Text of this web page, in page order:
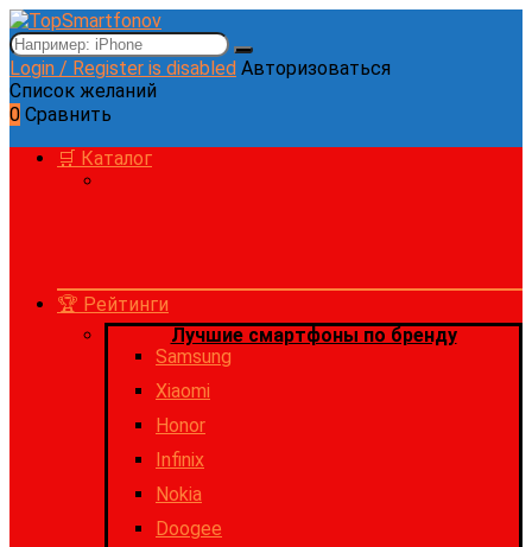
Login / Register is disabled Авторизоваться
Список желаний
0 Сравнить
🛒 Каталог
🏆 Рейтинги
Лучшие смартфоны по бренду
Samsung
Xiaomi
Honor
Infinix
Nokia
Doogee